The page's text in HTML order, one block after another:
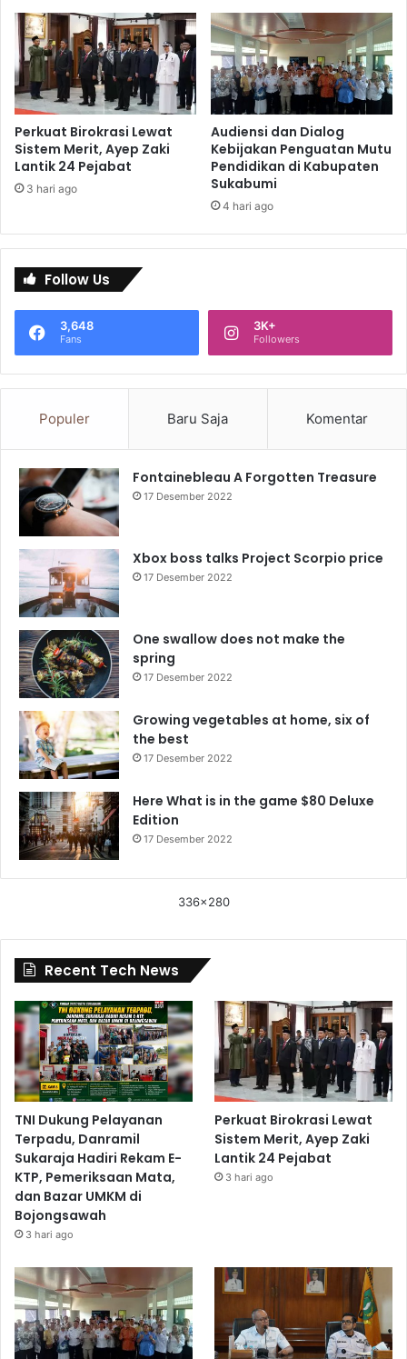
Perkuat Birokrasi Lewat
Sistem Merit, Ayep Zaki
Lantik 24 Pejabat
3 hari ago
Audiensi dan Dialog
Kebijakan Penguatan Mutu
Pendidikan di Kabupaten
Sukabumi
4 hari ago
Follow Us
3,648
Fans
3K+
Followers
Populer Baru Saja Komentar
Fontainebleau A Forgotten Treasure
17 Desember 2022
Xbox boss talks Project Scorpio price
17 Desember 2022
One swallow does not make the
spring
17 Desember 2022
Growing vegetables at home, six of
the best
17 Desember 2022
Here What is in the game $80 Deluxe
Edition
17 Desember 2022
336x280
Recent Tech News
TNI Dukung Pelayanan
Terpadu, Danramil
Sukaraja Hadiri Rekam E-
KTP, Pemeriksaan Mata,
dan Bazar UMKM di
Bojongsawah
3 hari ago
Perkuat Birokrasi Lewat
Sistem Merit, Ayep Zaki
Lantik 24 Pejabat
3 hari ago